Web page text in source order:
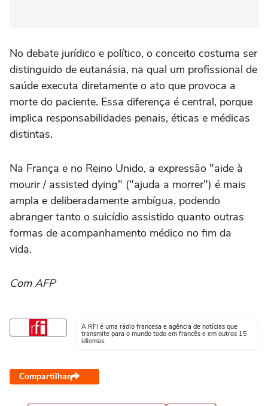
No debate jurídico e político, o conceito costuma ser
distinguido de eutanásia, na qual um profissional de
saúde executa diretamente o ato que provoca a
morte do paciente. Essa diferença é central, porque
implica responsabilidades penais, éticas e médicas
distintas.
Na França e no Reino Unido, a expressão "aide à
mourir / assisted dying" ("ajuda a morrer") é mais
ampla e deliberadamente ambígua, podendo
abranger tanto o suicídio assistido quanto outras
formas de acompanhamento médico no fim da
vida.
Com AFP
A RFI é uma rádio francesa e agência de notícias que
transmite para o mundo todo em francês e em outros 15
idiomas.
Compartilhar